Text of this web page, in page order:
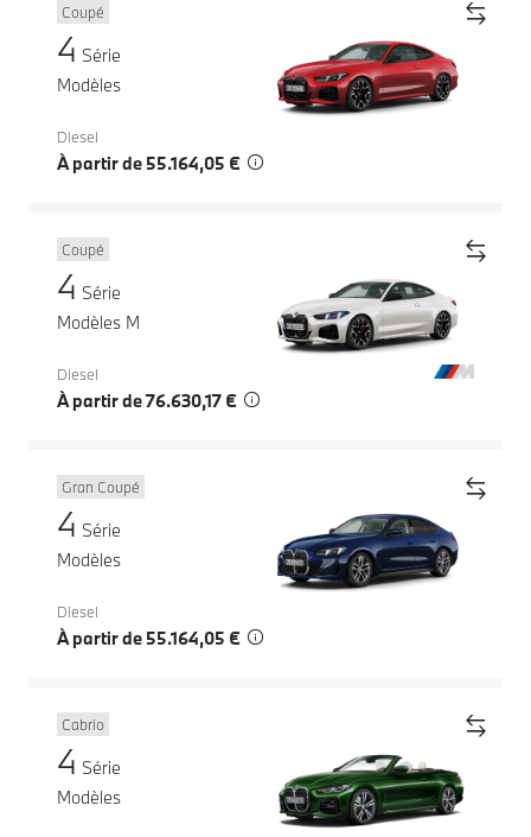
Coupé
4 Série
Modèles
Diesel
À partir de 55.164,05 €
Coupé
4 Série
Modèles M
Diesel
À partir de 76.630,17 €
Gran Coupé
4 Série
Modèles
Diesel
À partir de 55.164,05 €
Cabrio
4 Série
Modèles